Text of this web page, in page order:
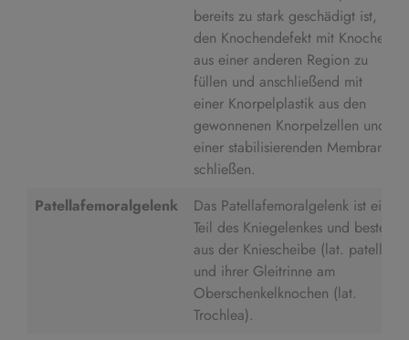
bereits zu stark geschädigt ist,
den Knochendefekt mit Knochen
aus einer anderen Region zu
füllen und anschließend mit
einer Knorpelplastik aus den
gewonnenen Knorpelzellen und
einer stabilisierenden Membran zu
schließen.
Patellafemoralgelenk
Das Patellafemoralgelenk ist ein
Teil des Kniegelenkes und besteht
aus der Kniescheibe (lat. patella)
und ihrer Gleitrinne am
Oberschenkelknochen (lat.
Trochlea).